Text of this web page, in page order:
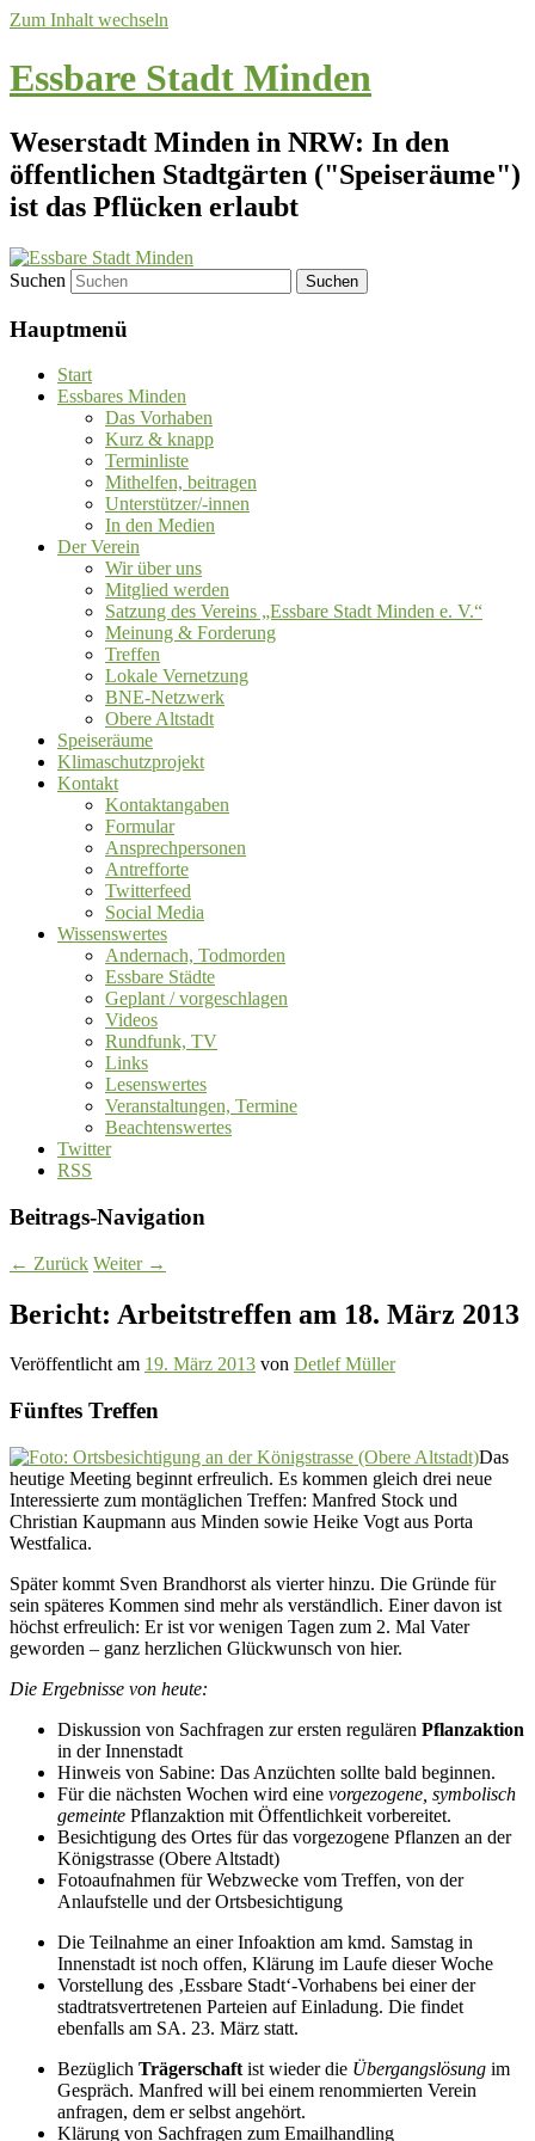
Zum Inhalt wechseln
Essbare Stadt Minden
Weserstadt Minden in NRW: In den
öffentlichen Stadtgärten ("Speiseräume")
ist das Pflücken erlaubt
Suchen
Hauptmenü
Start
Essbares Minden
Das Vorhaben
Kurz & knapp
Terminliste
Mithelfen, beitragen
Unterstützer/-innen
In den Medien
Der Verein
Wir über uns
Mitglied werden
Satzung des Vereins „Essbare Stadt Minden e. V.“
Meinung & Forderung
Treffen
Lokale Vernetzung
BNE-Netzwerk
Obere Altstadt
Speiseräume
Klimaschutzprojekt
Kontakt
Kontaktangaben
Formular
Ansprechpersonen
Antrefforte
Twitterfeed
Social Media
Wissenswertes
Andernach, Todmorden
Essbare Städte
Geplant / vorgeschlagen
Videos
Rundfunk, TV
Links
Lesenswertes
Veranstaltungen, Termine
Beachtenswertes
Twitter
RSS
Beitrags-Navigation
← Zurück Weiter →
Bericht: Arbeitstreffen am 18. März 2013
Veröffentlicht am 19. März 2013 von Detlef Müller
Fünftes Treffen
Das
heutige Meeting beginnt erfreulich. Es kommen gleich drei neue
Interessierte zum montäglichen Treffen: Manfred Stock und
Christian Kaupmann aus Minden sowie Heike Vogt aus Porta
Westfalica.
Später kommt Sven Brandhorst als vierter hinzu. Die Gründe für
sein späteres Kommen sind mehr als verständlich. Einer davon ist
höchst erfreulich: Er ist vor wenigen Tagen zum 2. Mal Vater
geworden – ganz herzlichen Glückwunsch von hier.
Die Ergebnisse von heute:
Diskussion von Sachfragen zur ersten regulären Pflanzaktion
in der Innenstadt
Hinweis von Sabine: Das Anzüchten sollte bald beginnen.
Für die nächsten Wochen wird eine vorgezogene, symbolisch
gemeinte Pflanzaktion mit Öffentlichkeit vorbereitet.
Besichtigung des Ortes für das vorgezogene Pflanzen an der
Königstrasse (Obere Altstadt)
Fotoaufnahmen für Webzwecke vom Treffen, von der
Anlaufstelle und der Ortsbesichtigung
Die Teilnahme an einer Infoaktion am kmd. Samstag in
Innenstadt ist noch offen, Klärung im Laufe dieser Woche
Vorstellung des ‚Essbare Stadt‘-Vorhabens bei einer der
stadtratsvertretenen Parteien auf Einladung. Die findet
ebenfalls am SA. 23. März statt.
Bezüglich Trägerschaft ist wieder die Übergangslösung im
Gespräch. Manfred will bei einem renommierten Verein
anfragen, dem er selbst angehört.
Klärung von Sachfragen zum Emailhandling